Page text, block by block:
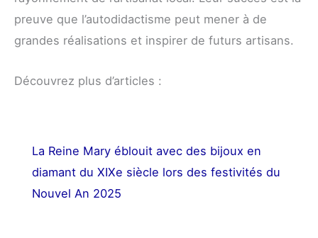
preuve que l’autodidactisme peut mener à de
grandes réalisations et inspirer de futurs artisans.
Découvrez plus d’articles :
La Reine Mary éblouit avec des bijoux en
diamant du XIXe siècle lors des festivités du
Nouvel An 2025